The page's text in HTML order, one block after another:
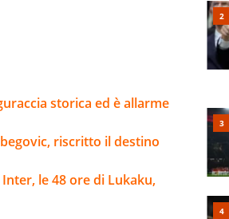
storica ed è allarme
riscritto il destino
le 48 ore di Lukaku,